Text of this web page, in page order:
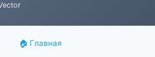
🏠 Главная